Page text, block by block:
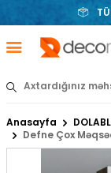
Anasayfa
Defne Çox